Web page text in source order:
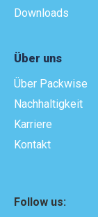
Downloads
Über uns
Über Packwise
Nachhaltigkeit
Karriere
Kontakt
Follow us: